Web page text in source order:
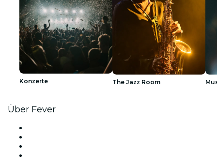
Konzerte The Jazz Room
Über Fever